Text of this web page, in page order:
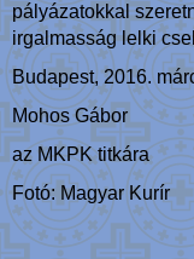
pályázatokkal
irgalmasság lelki
Budapest, 2016.
Mohos Gábor
az MKPK titkára
Fotó: Magyar Kurír